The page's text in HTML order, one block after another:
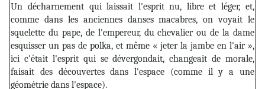
Un décharnement qui laissait l'esprit nu, libre et léger, et,
comme dans les anciennes danses macabres, on voyait le
squelette du pape, de l'empereur, du chevalier ou de la dame
esquisser un pas de polka, et même « jeter la jambe en l'air »,
ici c'était l'esprit qui se dévergondait, changeait de morale,
faisait des découvertes dans l'espace (comme il y a une
géométrie dans l'espace).